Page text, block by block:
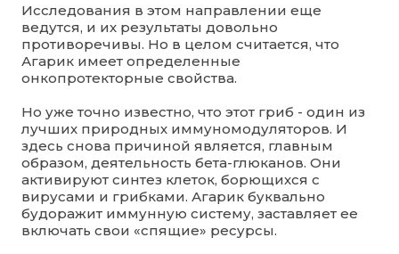
Исследования в этом направлении еще
ведутся, и их результаты довольно
противоречивы. Но в целом считается, что
Агарик имеет определенные
онкопротекторные свойства.
Но уже точно известно, что этот гриб - один из
лучших природных иммуномодуляторов. И
здесь снова причиной является, главным
образом, деятельность бета-глюканов. Они
активируют синтез клеток, борющихся с
вирусами и грибками. Агарик буквально
будоражит иммунную систему, заставляет ее
включать свои «спящие» ресурсы.